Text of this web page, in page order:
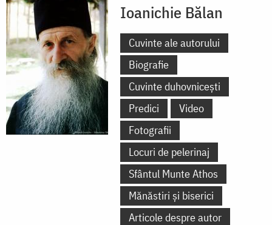
Ioanichie Bălan
Cuvinte ale autorului
Biografie
Cuvinte duhovnicești
Predici
Video
Fotografii
Locuri de pelerinaj
Sfântul Munte Athos
Mănăstiri și biserici
Articole despre autor